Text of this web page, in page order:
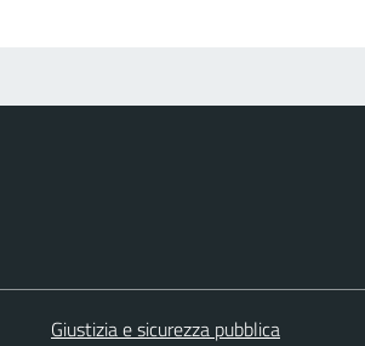
Giustizia e sicurezza pubblica